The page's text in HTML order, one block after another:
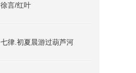
徐言/红叶
七律.初夏晨游过葫芦河